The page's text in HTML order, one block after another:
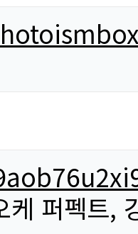
케 퍼펙트,